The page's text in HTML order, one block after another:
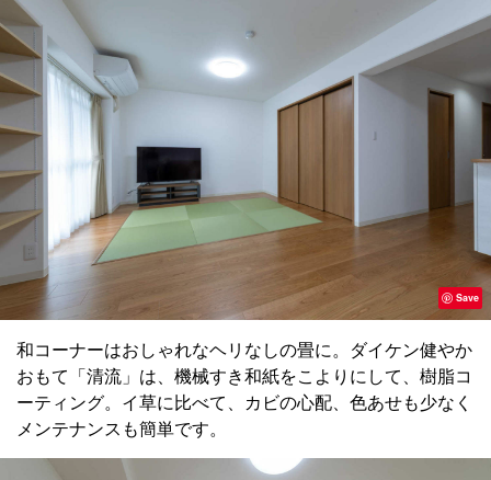
Save
和コーナーはおしゃれなヘリなしの畳に。ダイケン健やか
おもて「清流」は、機械すき和紙をこよりにして、樹脂コ
ーティング。イ草に比べて、カビの心配、色あせも少なく
メンテナンスも簡単です。